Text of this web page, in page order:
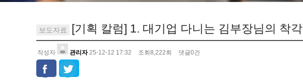
보도자료 [기획 칼럼] 1. 대기업 다니는 김부장님의 착각
작성자 관리자 25-12-12 17:32 조회 8,222회 댓글0건